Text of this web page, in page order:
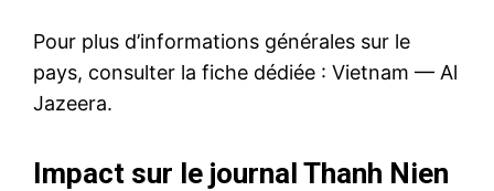
Pour plus d’informations générales sur le
pays, consulter la fiche dédiée : Vietnam — Al
Jazeera.
Impact sur le journal Thanh Nien